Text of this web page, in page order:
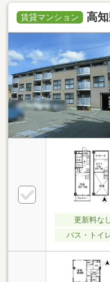
賃貸マンション 高
更新料なし
バス・トイ